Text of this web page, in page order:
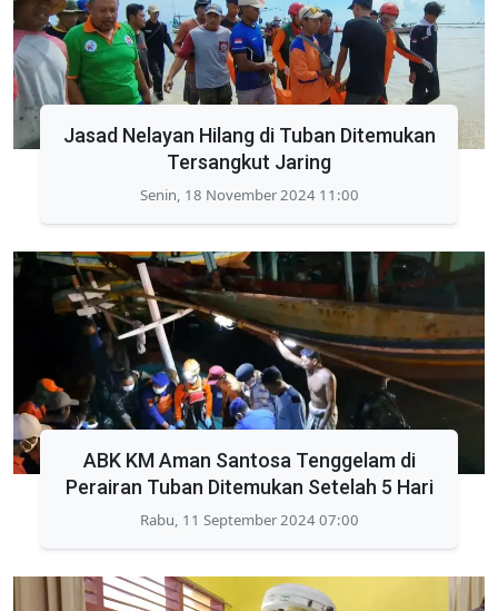
Jasad Nelayan Hilang di Tuban Ditemukan
Tersangkut Jaring
Senin, 18 November 2024 11:00
ABK KM Aman Santosa Tenggelam di
Perairan Tuban Ditemukan Setelah 5 Hari
Rabu, 11 September 2024 07:00